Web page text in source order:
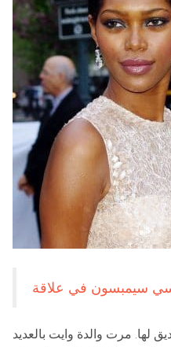
سيمبسون في علاقة
لها. مرت والدة وايت بالعديد